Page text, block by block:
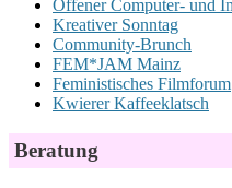
Offener Computer- und
Kreativer Sonntag
Community-Brunch
FEM*JAM Mainz
Feministisches Filmforum
Kwierer Kaffeeklatsch
Beratung